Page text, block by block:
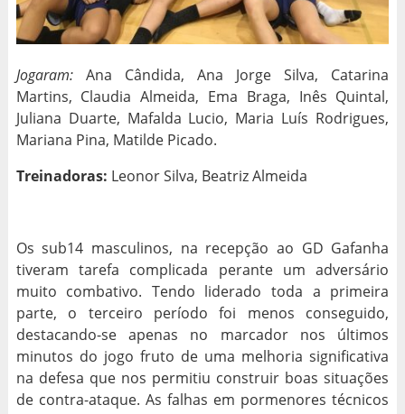
Jogaram:Ana Cândida, Ana Jorge Silva, Catarina
Martins, Claudia Almeida, Ema Braga, Inês Quintal,
Juliana Duarte, Mafalda Lucio, Maria Luís Rodrigues,
Mariana Pina, Matilde Picado.
Treinadoras: Leonor Silva, Beatriz Almeida
Os sub14 masculinos, na recepção ao GD Gafanha
tiveram tarefa complicada perante um adversário
muito combativo. Tendo liderado toda a primeira
parte, o terceiro período foi menos conseguido,
destacando-se apenas no marcador nos últimos
minutos do jogo fruto de uma melhoria significativa
na defesa que nos permitiu construir boas situações
de contra-ataque. As falhas em pormenores técnicos